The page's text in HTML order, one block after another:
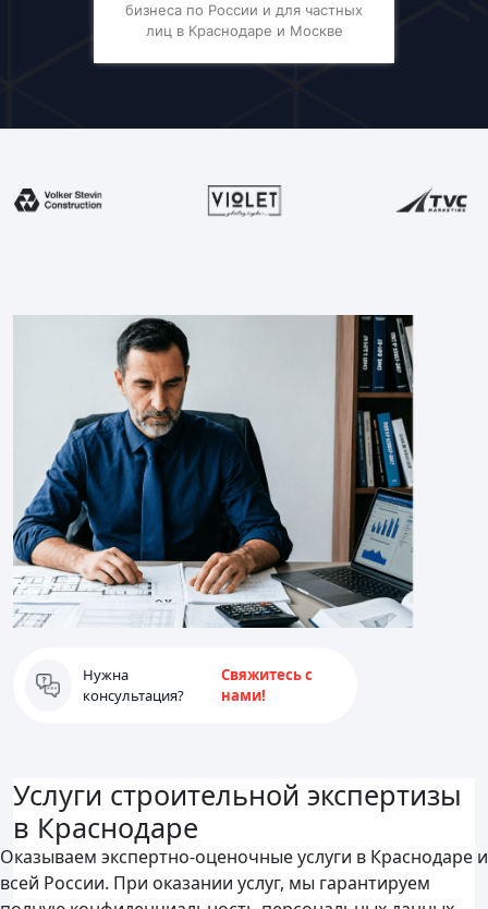
бизнеса по России и для частных
лиц в Краснодаре и Москве
Нужна
консультация?
Свяжитесь с
нами!
Услуги строительной экспертизы
в Краснодаре
Оказываем экспертно-оценочные услуги в Краснодаре и
всей России. При оказании услуг, мы гарантируем